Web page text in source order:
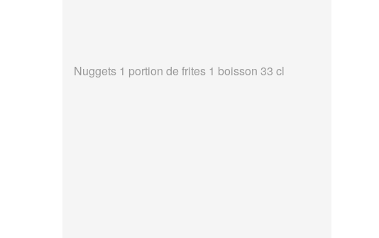
Nuggets 1 portion de frites 1 boisson 33 cl